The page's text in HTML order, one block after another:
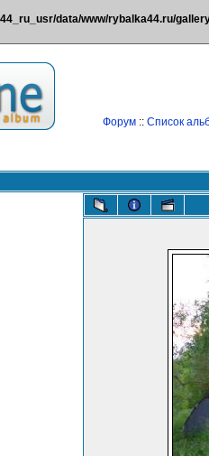
data/www/rybalka44.ru/
Форум:: Список